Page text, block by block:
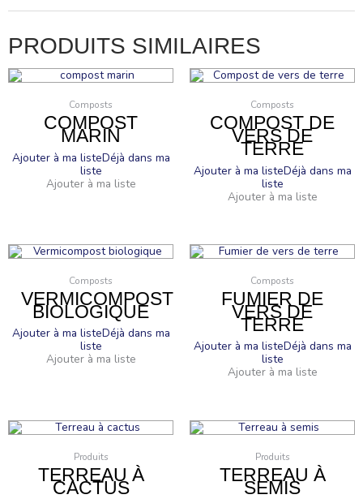
PRODUITS SIMILAIRES
Composts
COMPOST
MARIN
Ajouter à ma listeDéjà dans ma
liste
Ajouter à ma liste
Composts
COMPOST DE
VERS DE
TERRE
Ajouter à ma listeDéjà dans ma
liste
Ajouter à ma liste
Composts
VERMICOMPOST
BIOLOGIQUE
Ajouter à ma listeDéjà dans ma
liste
Ajouter à ma liste
Composts
FUMIER DE
VERS DE
TERRE
Ajouter à ma listeDéjà dans ma
liste
Ajouter à ma liste
Produits
TERREAU À
CACTUS
Produits
TERREAU À
SEMIS